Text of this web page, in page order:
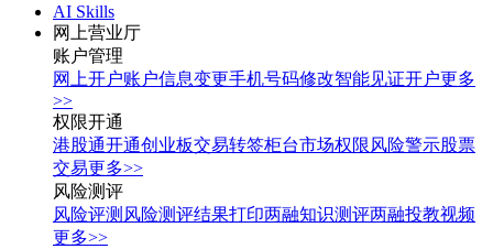
AI Skills
网上营业厅
账户管理
网上开户账户信息变更手机号码修改智能见证开户更多
>>
权限开通
港股通开通创业板交易转签柜台市场权限风险警示股票
交易更多>>
风险测评
风险评测 风险测评结果打印两融知识测评两融投教视频
更多>>